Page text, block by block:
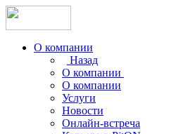
О компании
Назад
О компании
О компании
Услуги
Новости
Онлайн-встреча